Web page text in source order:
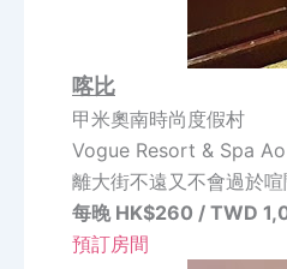
喀比
甲米奧南時尚度假村
Vogue Resort & Spa
離大街不遠又不會過於
每晚 HK$260 / TWD
預訂房間